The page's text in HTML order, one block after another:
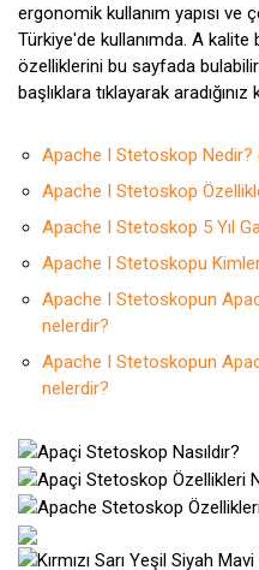
ergonomik kullanım yapısı ve
Türkiye'de kullanımda. A
özelliklerini bu sayfada
başlıklara tıklayarak
Apache I Stetoskop Nedir?
Apache I Stetoskop
Apache I Stetoskop 5 Yıl
Apache I Stetoskopu
Apache I Stetoskopun
nelerdir?
Apache I Stetoskopun
nelerdir?